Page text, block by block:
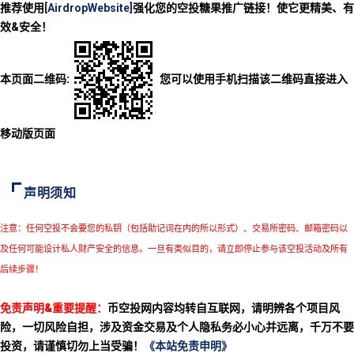
推荐使用 [AirdropWebsite] 强化您的空投糖果推广链接！使它更精美、有
效&安全！
本页面二维码: 您可以使用手机扫描该二维码直接进入
移动版页面
声明须知
注意：任何空投不会要您的私钥（包括助记词在内的所以形式）、交易所密码、邮箱密码以
及任何可能设计私人财产安全的信息。一旦有类似目的，请立即停止参与该空投活动及所有
后续步骤！
免责声明&重要提醒： 币空投网内容均转自互联网，请明辨各个项目风
险，一切风险自担，涉及资金交易及个人隐私务必小心并远离，千万不要
投资，请谨慎切勿上当受骗！
《本站免责申明》